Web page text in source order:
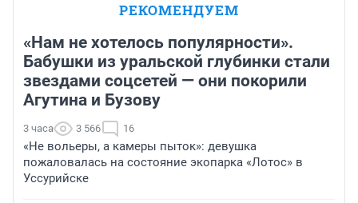
РЕКОМЕНДУЕМ
«Нам не хотелось популярности».
Бабушки из уральской глубинки стали
звездами соцсетей — они покорили
Агутина и Бузову
3 часа 3 566 16
«Не вольеры, а камеры пыток»: девушка
пожаловалась на состояние экопарка «Лотос» в
Уссурийске